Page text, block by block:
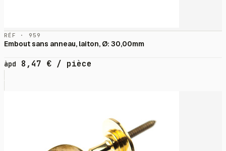
RÉF · 959
Embout sans anneau, laiton, Ø: 30,00mm
àpd 8,47 € / pièce